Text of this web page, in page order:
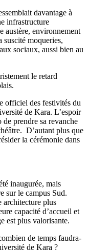
davantage à
infrastructure
austère, environnement
suscité moqueries,
sociaux, aussi bien au
le retard
officiel des festivités du
de Kara. L’espoir
prendre sa revanche
D’autant plus que
la cérémonie dans
inaugurée, mais
sur le campus Sud.
architecture plus
capacité d’accueil et
est plus valorisante.
de temps faudra-
de Kara ?